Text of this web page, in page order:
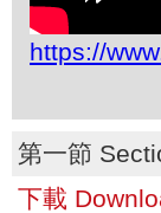
https://
第一節
下載